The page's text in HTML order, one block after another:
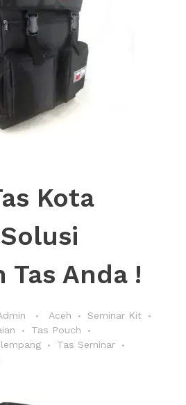
Kota
Tas Anda !
Aceh
Seminar Kit
Tas Pouch
Tas Seminar